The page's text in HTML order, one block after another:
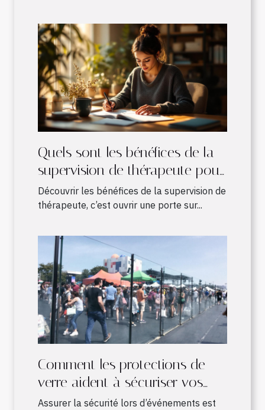
Quels sont les bénéfices de la
supervision de thérapeute pour
les pratiques en développement
?
Découvrir les bénéfices de la supervision de
thérapeute, c’est ouvrir une porte sur...
Comment les protections de
verre aident à sécuriser vos
événements ?
Assurer la sécurité lors d’événements est